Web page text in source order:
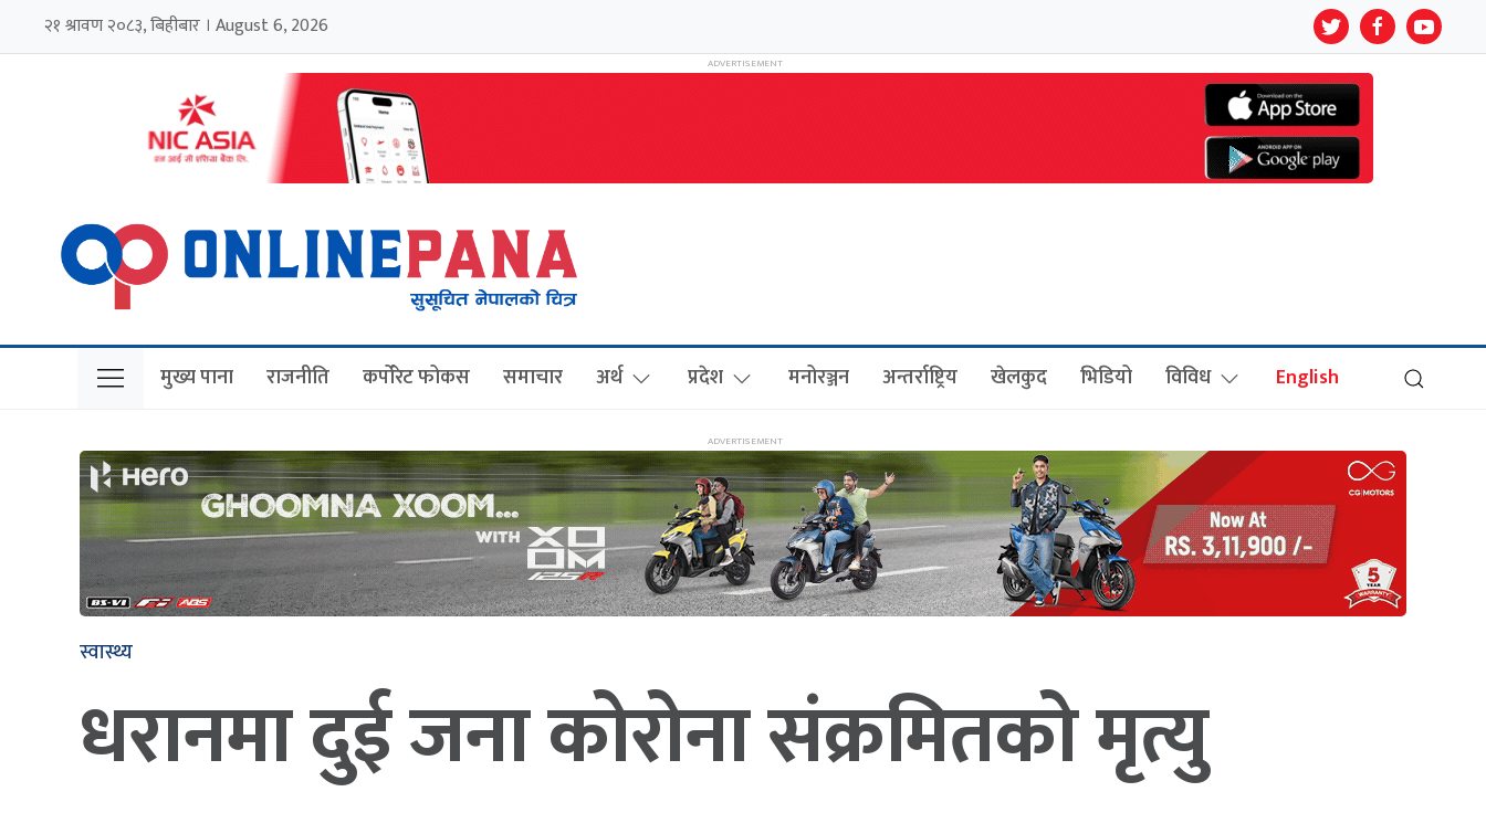
२१ श्रावण २०८३, बिहीबार । August 6, 2026
मुख्य पाना राजनीति कर्पोरेट फोकस समाचार अर्थ प्रदेश मनोरञ्जन अन्तर्राष्ट्रिय खेलकुद भिडियो विविध English
स्वास्थ्य
धरानमा दुई जना कोरोना संक्रमितको मृत्यु